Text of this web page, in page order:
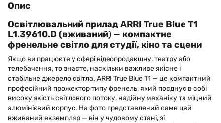
Опис
Освітлювальний прилад ARRI True Blue T1
L1.39610.D (вживаний) — компактне
френельне світло для студії, кіно та сцени
Якщо ви працюєте у сфері відеопродакшну, театру або
телебачення, то знаєте, наскільки важливе якісне і
стабільне джерело світла. ARRI True Blue T1 — це компактний
професійний прожектор типу френель, який поєднує в собі
високу якість світлового потоку, надійну механіку та міцний
алюмінієвий корпус. На фото представлений саме цей
вживаний екземпляр — він у чудовому стані, зі